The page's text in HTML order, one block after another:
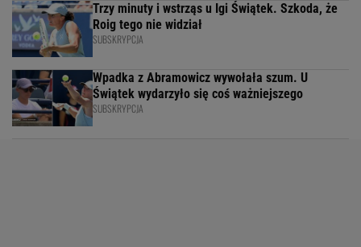
Trzy minuty i wstrząs u Igi Świątek. Szkoda, że
Roig tego nie widział
SUBSKRYPCJA
Wpadka z Abramowicz wywołała szum. U
Świątek wydarzyło się coś ważniejszego
SUBSKRYPCJA